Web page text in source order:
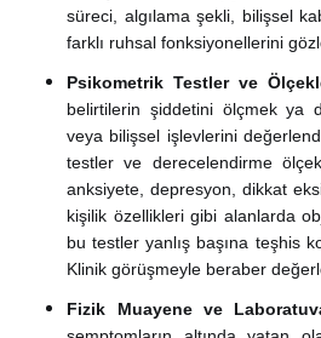
süreci, algılama şekli, bilişsel
farklı ruhsal fonksiyonellerini
Psikometrik Testler ve
belirtilerin şiddetini ölçmek ya
veya bilişsel işlevlerini
testler ve derecelendirme
anksiyete, depresyon, dikkat
kişilik özellikleri gibi alanlarda
bu testler yanlış başına teşhis
Klinik görüşmeyle beraber
Fizik Muayene ve